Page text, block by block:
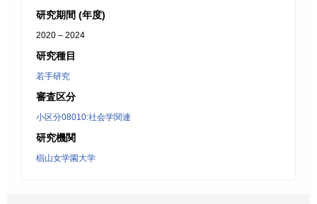
研究期間 (年度)
2020 – 2024
研究種目
若手研究
審査区分
小区分08010:社会学関連
研究機関
椙山女学園大学